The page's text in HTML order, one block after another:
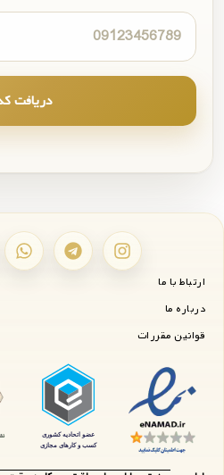
دریافت
ارتباط با ما
درباره ما
قوانین مقررات